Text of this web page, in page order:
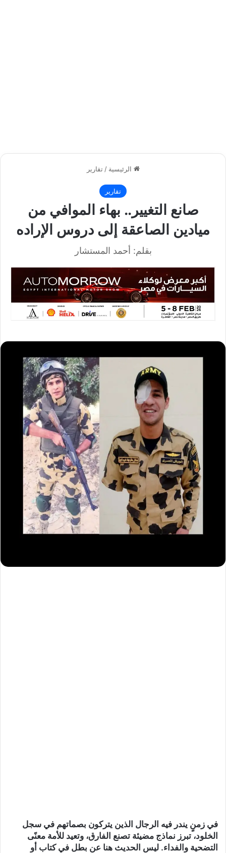
الرئيسية / تقارير
تقارير
صانع التغيير.. بهاء الموافي من
ميادين الصاعقة إلى دروس الإراده
بقلم: أحمد المستشار
في زمنٍ يندر فيه الرجال الذين يتركون بصماتهم في سجل
الخلود، تبرز نماذج مضيئة تصنع الفارق، وتعيد للأمة معنًى
التضحية والفداء. ليس الحديث هنا عن بطل في كتاب أو